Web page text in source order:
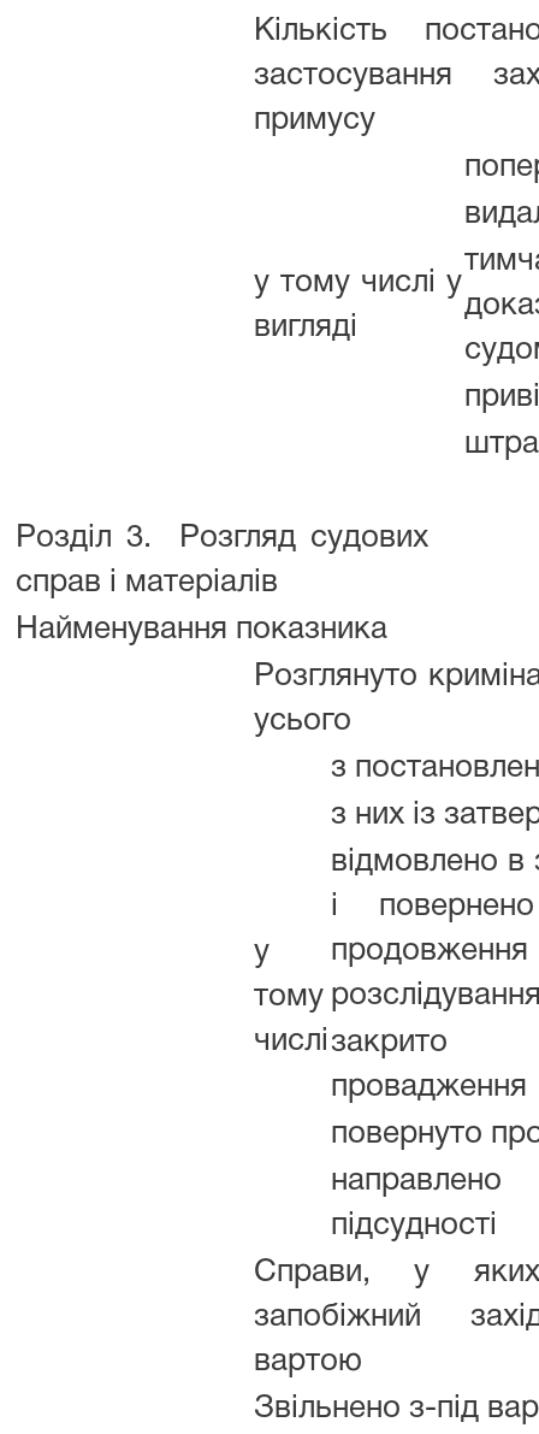
Кількість
застосування
примусу
у тому числі у
вигляді
Розділ 3. Розгляд судових
справ і матеріалів
Найменування показника
Розглянуто
усього
у
тому
числі
з
з них із
відмовлено в
і
закрито
провадження
повернуто
підсудності
Справи, у
запобіжний
вартою
Звільнено з-під